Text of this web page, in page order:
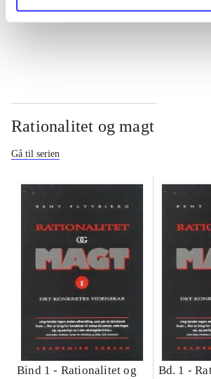
Rationalitet og magt
Gå til serien
Bind 1 - Rationalitet og
Bd. 1 -